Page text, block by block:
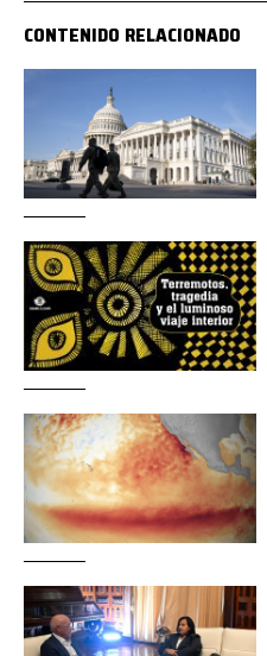
CONTENIDO RELACIONADO